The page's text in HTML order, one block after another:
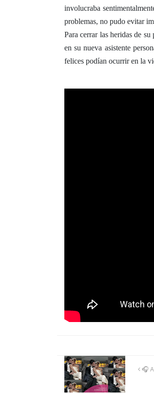
involucraba
problemas, no pudo evitar
Para cerrar las heridas de
en su nueva asistente
felices podían ocurrir en la
🎧